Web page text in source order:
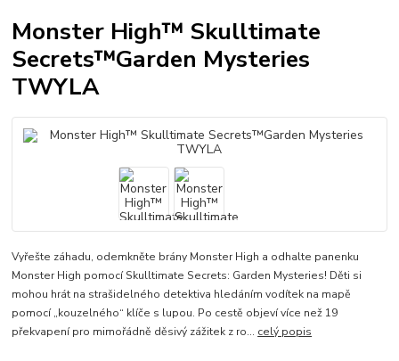
Monster High™ Skulltimate
Secrets™Garden Mysteries
TWYLA
Vyřešte záhadu, odemkněte brány Monster High a odhalte panenku
Monster High pomocí Skulltimate Secrets: Garden Mysteries! Děti si
mohou hrát na strašidelného detektiva hledáním vodítek na mapě
pomocí „kouzelného“ klíče s lupou. Po cestě objeví více než 19
překvapení pro mimořádně děsivý zážitek z ro... celý popis